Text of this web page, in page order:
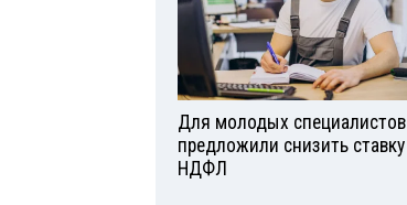
Для молодых специалистов
предложили снизить ставку
НДФЛ